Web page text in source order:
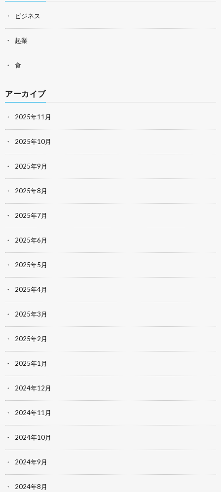
ビジネス
起業
食
アーカイブ
2025年11月
2025年10月
2025年9月
2025年8月
2025年7月
2025年6月
2025年5月
2025年4月
2025年3月
2025年2月
2025年1月
2024年12月
2024年11月
2024年10月
2024年9月
2024年8月